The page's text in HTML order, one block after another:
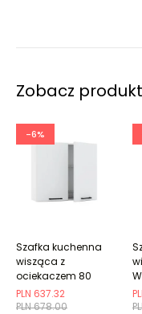
Zobacz
-6%
PLN 678.00
PLN 637.32
Szafka kuchenna
wisząca z
ociekaczem 80
DENIS W80 SU
szara